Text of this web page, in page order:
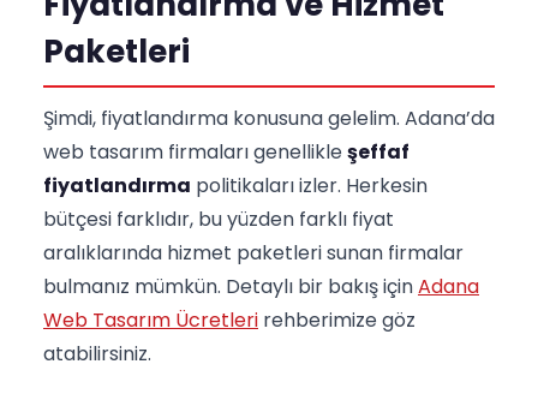
Paketleri
Şimdi, fiyatlandırma konusuna gelelim. Adana’da
web tasarım firmaları genellikleşeffaf
fiyatlandırma politikaları izler. Herkesin
bütçesi farklıdır, bu yüzden farklı fiyat
aralıklarında hizmet paketleri sunan firmalar
bulmanız mümkün. Detaylı bir bakış içinAdana
Web Tasarım Ücretleri rehberimize göz
atabilirsiniz.